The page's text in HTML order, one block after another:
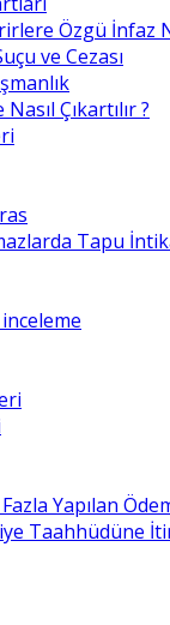
Özgü İnfaz
ve Cezası
Çıkartılır ?
Tapu
inceleme
Fazla Yapılan
Taahhüdüne